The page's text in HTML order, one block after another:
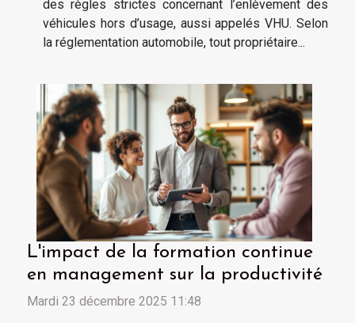
des règles strictes concernant l’enlèvement des
véhicules hors d’usage, aussi appelés VHU. Selon
la réglementation automobile, tout propriétaire...
L'impact de la formation continue
en management sur la productivité
Mardi 23 décembre 2025 11:48